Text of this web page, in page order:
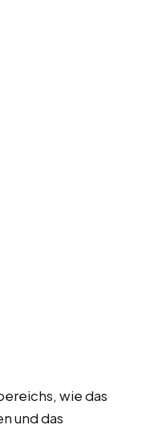
wie das
und das